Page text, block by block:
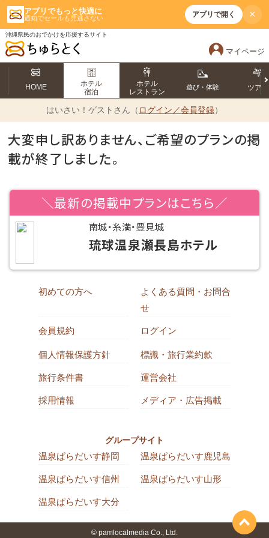
アプリでもっと快適に
通知でセールも見逃さない アプリで開く ×
沖縄県民のおでかけを応援するサイト
マイページ
HOME
ホテル
宿泊
ホテル
レストラン
遊び・体験 ツアー
はいさい！ ゲストさん（ ログイン／会員登録）
大変申し訳ありません、ご希望のプランの掲
載が終了しました。
＼最新の掲載中プランはこちら／
南城・糸満・豊見城
琉球温泉瀬長島ホテル
初めての方へ
よくある質問・お問合
せ
会員規約 ログイン
個人情報保護方針 標識・旅行業約款
旅行条件書 運営会社
採用情報 メディア・広告掲載
グループサイト
温泉ぱらだいす静岡 温泉ぱらだいす鹿児島
温泉ぱらだいす信州 温泉ぱらだいす山形
温泉ぱらだいす大分
© pamlocalmedia Co., Ltd.